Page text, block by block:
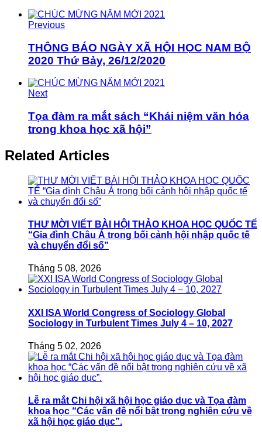
Previous
THÔNG BÁO NGÀY XÃ HỘI HỌC NAM BỘ
2020 Thứ Bảy, 26/12/2020
Next
Tọa đàm ra mắt sách “Khái niệm văn hóa
trong khoa học xã hội”
Related Articles
THƯ MỜI VIẾT BÀI HỘI THẢO KHOA HỌC QUỐC TẾ
“Gia đình Châu Á trong bối cảnh hội nhập quốc tế
và chuyển đổi số”
Tháng 5 08, 2026
XXI ISA World Congress of Sociology Global
Sociology in Turbulent Times July 4 – 10, 2027
Tháng 5 02, 2026
Lễ ra mắt Chi hội xã hội học giáo dục và Tọa đàm
khoa học “Các vấn đề nổi bật trong nghiên cứu về
xã hội học giáo dục”.